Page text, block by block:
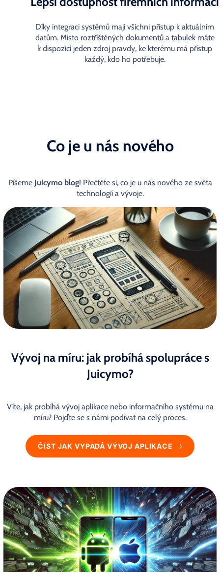
Díky integraci systémů mají všichni přístup k aktuálním
datům. Místo roztříštěných dokumentů a tabulek máte
k dispozici jeden zdroj pravdy, ke kterému má přístup
každý, kdo ho potřebuje.
Co je u nás nového
Píšeme Juicymo blog! Přečtěte si, co je u nás nového ze světa
technologií a vývoje.
Vývoj na míru: jak probíhá spolupráce s
Juicymo?
Víte, jak probíhá vývoj aplikace nebo informačního systému na
míru? Pojďte se s námi podívat na celý proces.
ČÍST JAK VYPADÁ VÝVOJ APLIKACE